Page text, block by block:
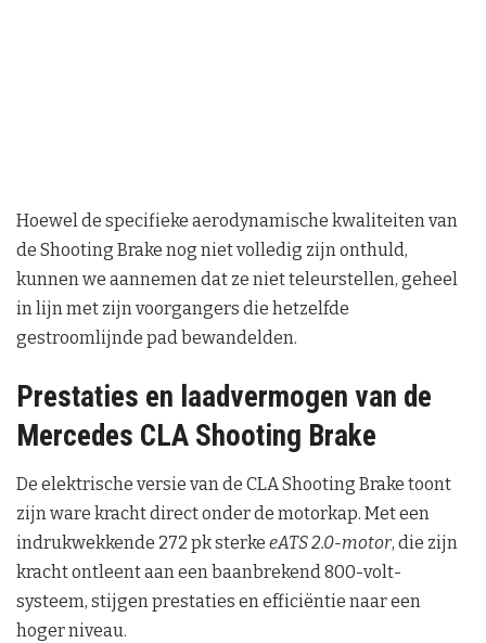
Hoewel de specifieke aerodynamische kwaliteiten van
de Shooting Brake nog niet volledig zijn onthuld,
kunnen we aannemen dat ze niet teleurstellen, geheel
in lijn met zijn voorgangers die hetzelfde
gestroomlijnde pad bewandelden.
Prestaties en laadvermogen van de
Mercedes CLA Shooting Brake
De elektrische versie van de CLA Shooting Brake toont
zijn ware kracht direct onder de motorkap. Met een
indrukwekkende 272 pk sterke eATS 2.0-motor, die zijn
kracht ontleent aan een baanbrekend 800-volt-
systeem, stijgen prestaties en efficiëntie naar een
hoger niveau.